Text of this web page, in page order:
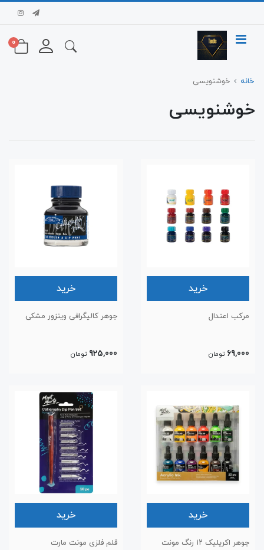
0
خانه خوشنویسی
خوشنویسی
خرید
مرکب اعتدال
69,000 تومان
خرید
جوهر کالیگرافی وینزور مشکی
925,000 تومان
خرید
جوهر اکریلیک ۱۲ رنگ مونت
خرید
قلم فلزی مونت مارت